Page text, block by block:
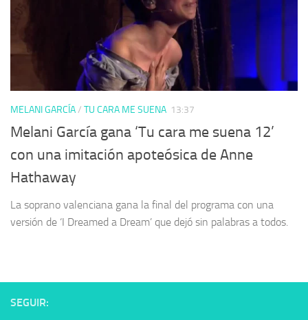
MELANI GARCÍA/ TU CARA ME SUENA 13:37
Melani García gana ‘Tu cara me suena 12’
con una imitación apoteósica de Anne
Hathaway
La soprano valenciana gana la final del programa con una
versión de ‘I Dreamed a Dream’ que dejó sin palabras a todos.
SEGUIR: